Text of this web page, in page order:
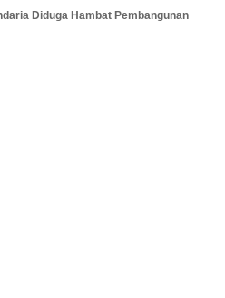
Diduga Hambat Pembangunan